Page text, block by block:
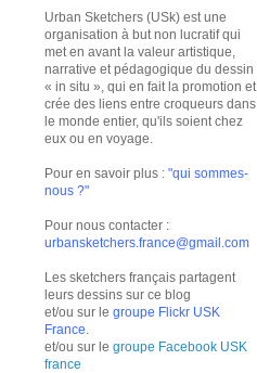
Urban Sketchers (USk) est une
organisation à but non lucratif qui
met en avant la valeur artistique,
narrative et pédagogique du dessin
« in situ », qui en fait la promotion et
crée des liens entre croqueurs dans
le monde entier, qu'ils soient chez
eux ou en voyage.
Pour en savoir plus : "qui sommes-
nous ?"
Pour nous contacter :
urbansketchers.france@gmail.com
Les sketchers français partagent
leurs dessins sur ce blog
et/ou sur le groupe Flickr USK
France
et/ou sur le groupe Facebook USK
france